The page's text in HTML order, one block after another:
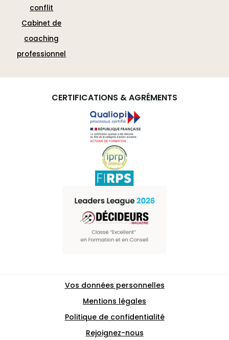
conflit
Cabinet de
coaching
professionnel
CERTIFICATIONS & AGRÉMENTS
Vos données personnelles
Mentions légales
Politique de confidentialité
Rejoignez-nous